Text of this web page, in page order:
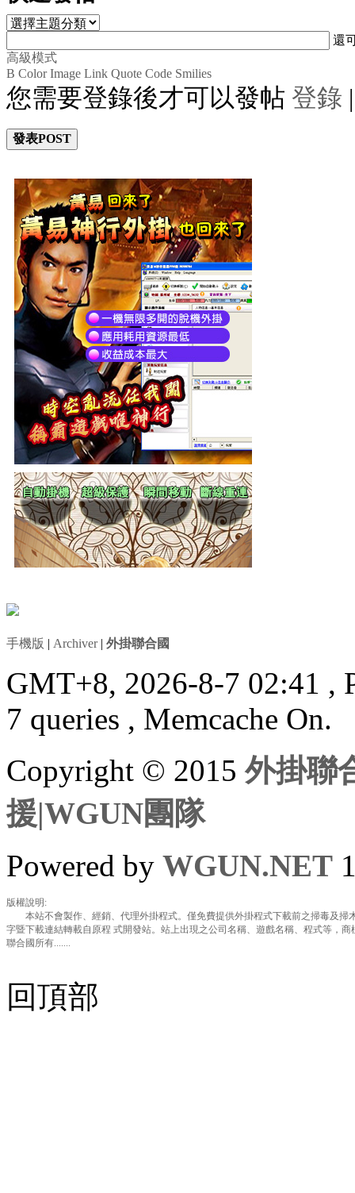
還
高級模式
B Color Image Link Quote Code Smilies
您需要登錄後才可以發帖 登錄
發表POST
手機版 | Archiver| 外掛聯合國
GMT+8, 2026-8-7 02:41 ,
7 queries , Memcache On.
Copyright © 2015外掛聯
援|WGUN團隊
Powered by WGUN.NET
版權說明:
本站不會製作、經銷、代理外掛程式。僅免費提供外掛程式下載前之掃毒及掃
字暨下載連結轉載自原程 式開發站。站上出現之公司名稱、遊戲名稱、程式等，
聯合國所有.......
回頂部